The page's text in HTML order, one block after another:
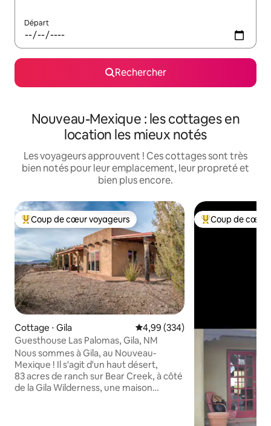
Départ
Rechercher
Nouveau-Mexique : les cottages en
location les mieux notés
Les voyageurs approuvent ! Ces cottages sont très
bien notés pour leur emplacement, leur propreté et
bien plus encore.
Coups de cœur voyageurs les plus appréciés
Coup de cœur voyageurs
Cottage ⋅ Gila Évaluation moyenne sur la
4,99 (334)
Guesthouse Las Palomas, Gila, NM
Nous sommes à Gila, au Nouveau-
Mexique ! Il s'agit d'un haut désert,
83 acres de ranch sur Bear Creek, à côté
de la Gila Wilderness, une maison
Coups de cœur
Coup de cœur